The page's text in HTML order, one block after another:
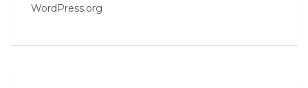
WordPress.org